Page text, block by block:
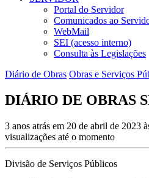
Portal do Servidor
Comunicados ao
WebMail
SEI (acesso interno)
Consulta às Legislações
Diário de Obras Obras e Serviços
DIÁRIO DE OBRAS
3 anos atrás em 20 de abril de 2023
visualizações até o momento
Divisão de Serviços Públicos